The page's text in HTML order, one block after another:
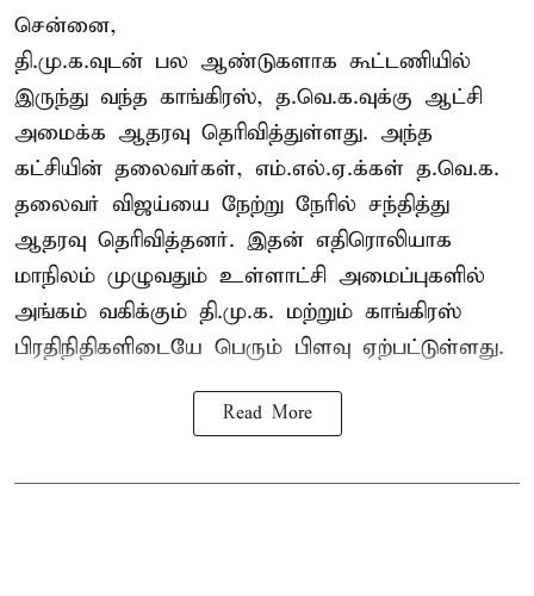
சென்னை,
தி.மு.க.வுடன் பல ஆண்டுகளாக கூட்டணியில்
இருந்து வந்த காங்கிரஸ், த.வெ.க.வுக்கு ஆட்சி
அமைக்க ஆதரவு தெரிவித்துள்ளது. அந்த
கட்சியின் தலைவர்கள், எம்.எல்.ஏ.க்கள் த.வெ.க.
தலைவர் விஜய்யை நேற்று நேரில் சந்தித்து
ஆதரவு தெரிவித்தனர். இதன் எதிரொலியாக
மாநிலம் முழுவதும் உள்ளாட்சி அமைப்புகளில்
அங்கம் வகிக்கும் தி.மு.க. மற்றும் காங்கிரஸ்
பிரதிநிதிகளிடையே பெரும் பிளவு ஏற்பட்டுள்ளது.
Read More